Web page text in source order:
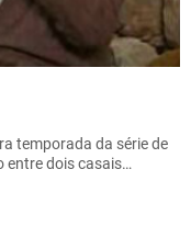
temporada da série de
entre dois casais…